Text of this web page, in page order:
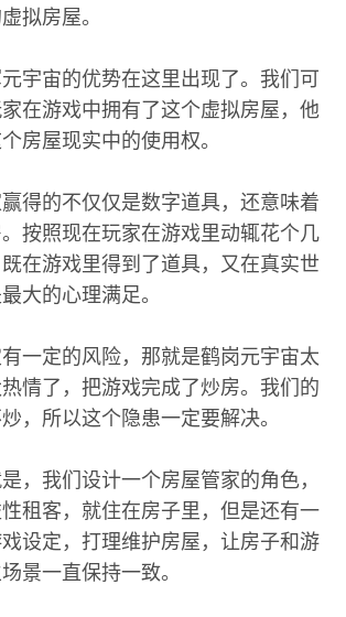
拟房屋。
宇宙的优势在这里出现了。我们可
在游戏中拥有了这个虚拟房屋，他
房屋现实中的使用权。
得的不仅仅是数字道具，还意味着
按照现在玩家在游戏里动辄花个几
在游戏里得到了道具，又在真实世
大的心理满足。
一定的风险，那就是鹤岗元宇宙太
情了，把游戏完成了炒房。我们的
，所以这个隐患一定要解决。
，我们设计一个房屋管家的角色，
租客，就住在房子里，但是还有一
设定，打理维护房屋，让房子和游
景一直保持一致。